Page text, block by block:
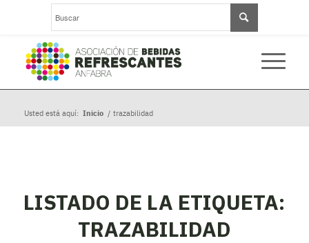
Usted está aquí: Inicio / trazabilidad
LISTADO DE LA ETIQUETA:
TRAZABILIDAD